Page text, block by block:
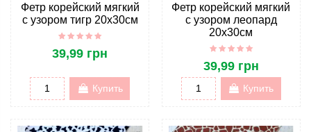
Фетр корейский мягкий
с узором тигр 20х30см
39,99 грн
Купить
Фетр корейский мягкий
с узором леопард
20х30см
39,99 грн
Купить